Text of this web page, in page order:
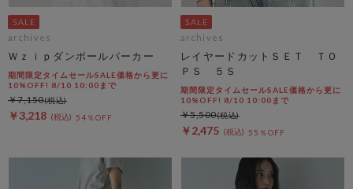
archives
Ｗｚｉｐダンボールパーカー
期間限定タイムセールSALE価格から更に
10%OFF! 8/10 10:00まで
￥3,218 54％OFF
￥7,150
archives
レイヤードカットＳＥＴ ＴＯ
ＰＳ ５Ｓ
期間限定タイムセールSALE価格から更に
10%OFF! 8/10 10:00まで
￥2,475 55％OFF
￥5,500